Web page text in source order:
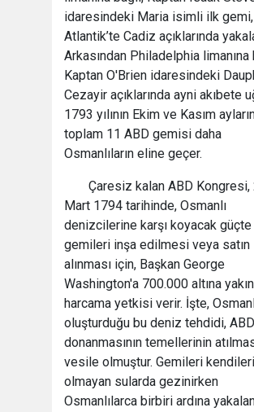
idaresindeki Maria isimli ilk gemi,
Atlantik’te Cadiz açıklarında
Arkasından Philadelphia limanına
Kaptan O'Brien idaresindeki
Cezayir açıklarında ayni akıbete
1793 yılının Ekim ve Kasım
toplam 11 ABD gemisi daha
Osmanlıların eline geçer.
Çaresiz kalan ABD Kongresi,
Mart 1794 tarihinde, Osmanlı
denizcilerine karşı koyacak
gemileri inşa edilmesi veya satın
alınması için, Başkan George
Washington'a 700.000 altına yakın
harcama yetkisi verir. İşte,
oluşturduğu bu deniz tehdidi, ABD
donanmasının temellerinin
vesile olmuştur. Gemileri
olmayan sularda gezinirken
Osmanlılarca birbiri ardına